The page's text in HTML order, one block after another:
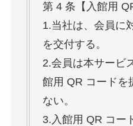
第 4 条【入館用
1.当社は、会員に
を交付する。
2.会員は本サービ
館用 QR コードを
ない。
3.入館用 QR コー